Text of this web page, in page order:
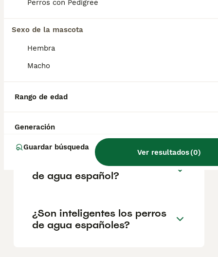
Perros con Pedigree
Sexo de la mascota
Hembra
Macho
Rango de edad
Generación
Guardar búsqueda
Ver resultados(0)
ubicación.
¿Qué implica tener un perro
españoles son cariñosos?
¿Cuánto suele vivir un perro
de agua español?
¿Son inteligentes los perros
de agua españoles?